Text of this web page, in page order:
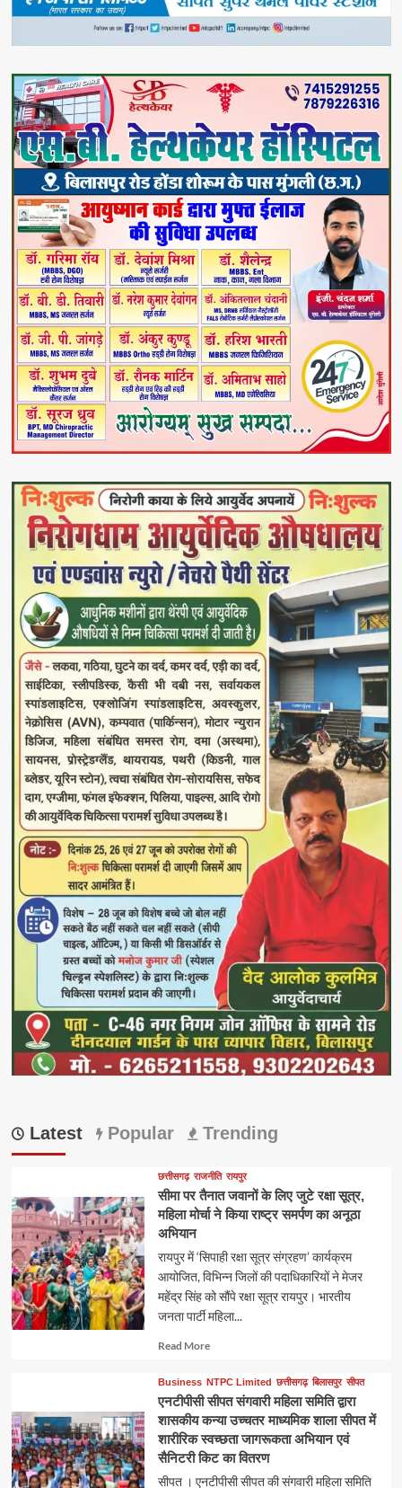
Latest Popular Trending
छत्तीसगढ़ राजनीति रायपुर
सीमा पर तैनात जवानों के लिए जुटे रक्षा सूत्र,
महिला मोर्चा ने किया राष्ट्र समर्पण का अनूठा
अभियान
रायपुर में ‘सिपाही रक्षा सूत्र संग्रहण’ कार्यक्रम
आयोजित, विभिन्न जिलों की पदाधिकारियों ने मेजर
महेंद्र सिंह को सौंपे रक्षा सूत्र रायपुर। भारतीय
जनता पार्टी महिला...
Read MoreRead
about
Business NTPC Limited छत्तीसगढ़ बिलासपुर सीपत
एनटीपीसी सीपत संगवारी महिला समिति द्वारा
शासकीय कन्या उच्चतर माध्यमिक शाला सीपत में
शारीरिक स्वच्छता जागरूकता अभियान एवं
सैनिटरी किट का वितरण
सीपत । एनटीपीसी सीपत की संगवारी महिला समिति